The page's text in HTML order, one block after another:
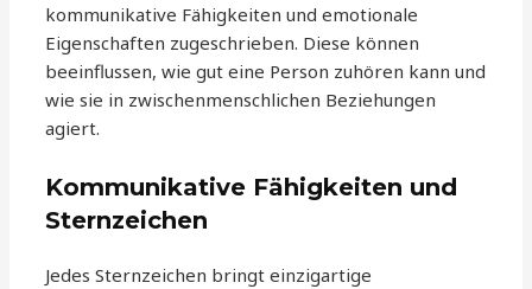
kommunikative Fähigkeiten und emotionale
Eigenschaften zugeschrieben. Diese können
beeinflussen, wie gut eine Person zuhören kann und
wie sie in zwischenmenschlichen Beziehungen
agiert.
Kommunikative Fähigkeiten und
Sternzeichen
Jedes Sternzeichen bringt einzigartige